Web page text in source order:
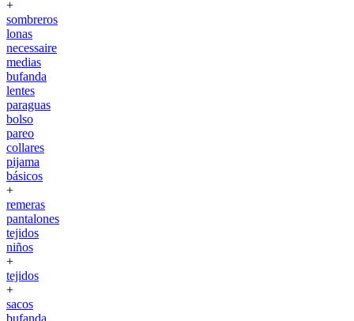
+
sombreros
lonas
necessaire
medias
bufanda
lentes
paraguas
bolso
pareo
collares
pijama
básicos
+
remeras
pantalones
tejidos
niños
+
tejidos
+
sacos
bufanda